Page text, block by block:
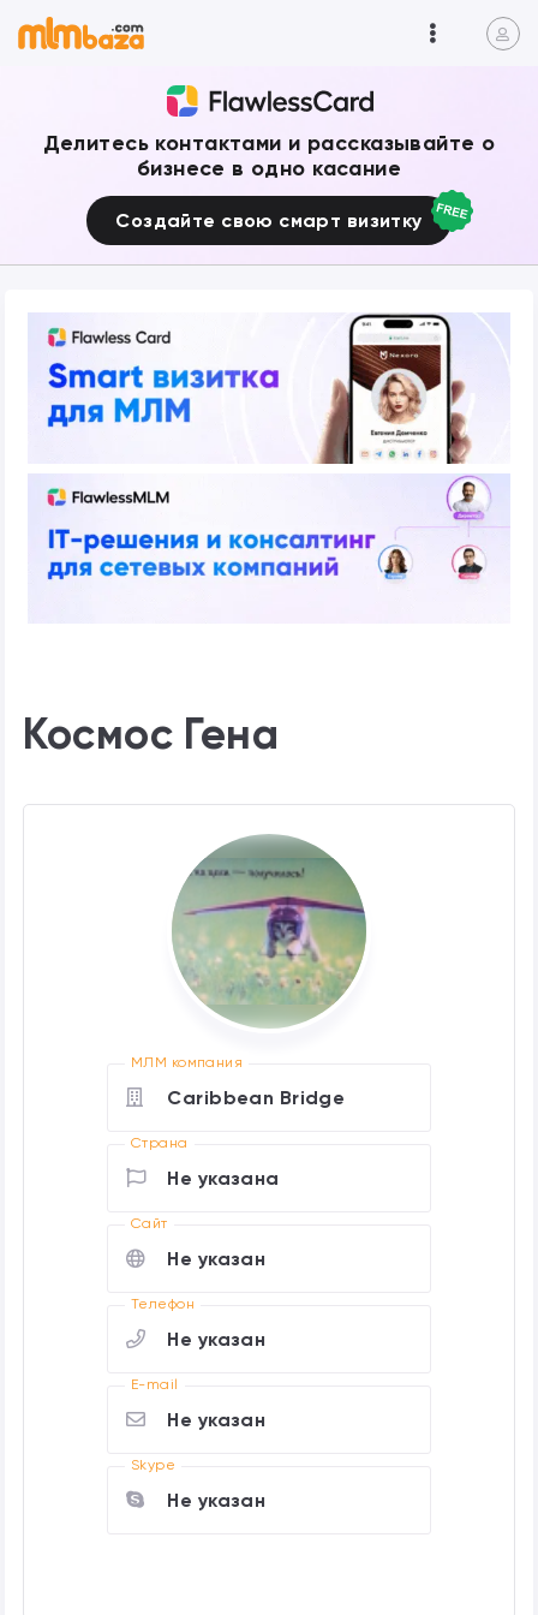
Делитесь контактами и рассказывайте о
бизнесе в одно касание
Создайте свою смарт визитку
Космос Гена
МЛМ компания
Caribbean Bridge
Страна
Не указана
Cайт
Не указан
Телефон
Не указан
E-mail
Не указан
Skype
Не указан